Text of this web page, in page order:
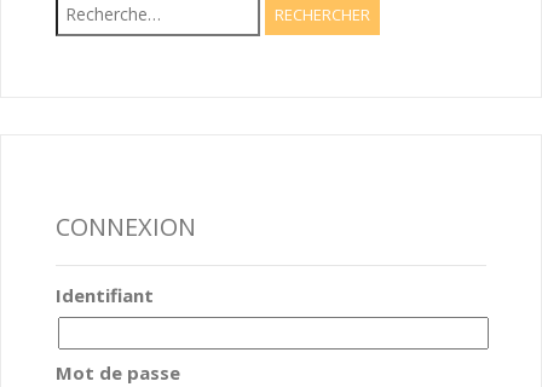
CONNEXION
Identifiant
Mot de passe